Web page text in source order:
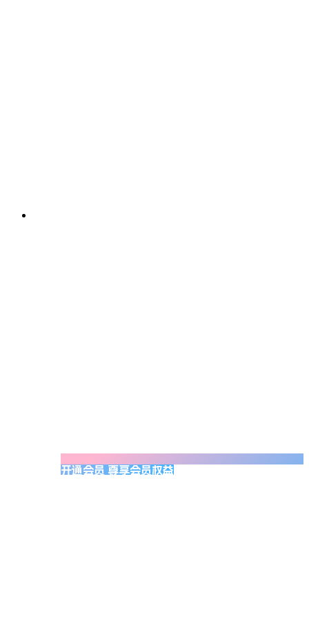
开通会员 尊享会员权益